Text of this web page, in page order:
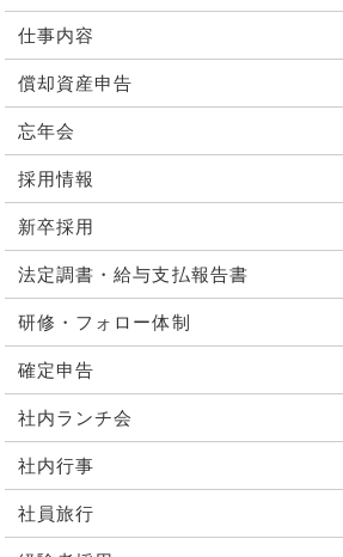
仕事内容
償却資産申告
忘年会
採用情報
新卒採用
法定調書・給与支払報告書
研修・フォロー体制
確定申告
社内ランチ会
社内行事
社員旅行